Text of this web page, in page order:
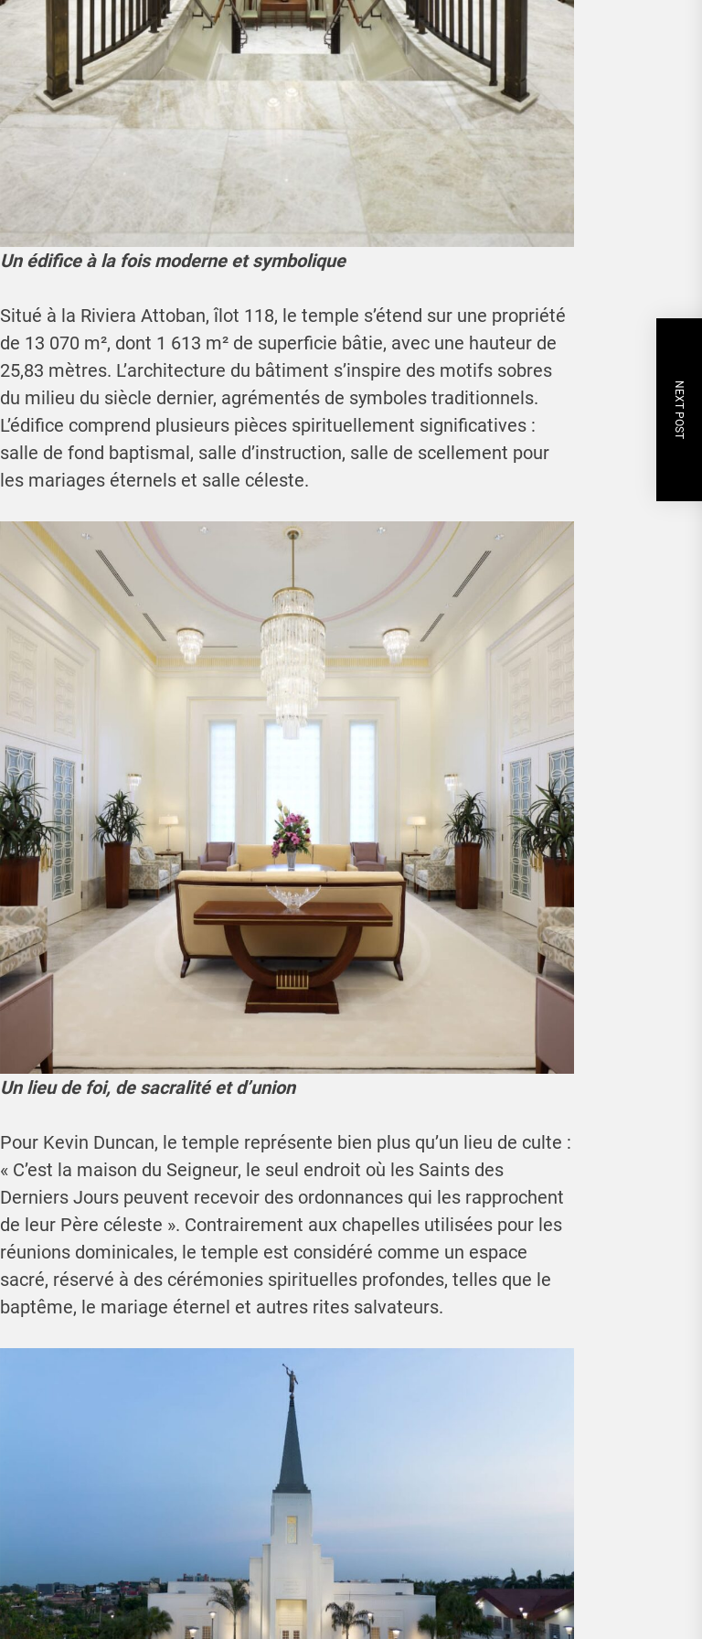
Un édifice à la fois moderne et symbolique
Situé à la Riviera Attoban, îlot 118, le temple s’étend sur une propriété
de 13 070 m², dont 1 613 m² de superficie bâtie, avec une hauteur de
25,83 mètres. L’architecture du bâtiment s’inspire des motifs sobres
du milieu du siècle dernier, agrémentés de symboles traditionnels.
L’édifice comprend plusieurs pièces spirituellement significatives :
salle de fond baptismal, salle d’instruction, salle de scellement pour
les mariages éternels et salle céleste.
Un lieu de foi, de sacralité et d’union
Pour Kevin Duncan, le temple représente bien plus qu’un lieu de culte :
« C’est la maison du Seigneur, le seul endroit où les Saints des
Derniers Jours peuvent recevoir des ordonnances qui les rapprochent
de leur Père céleste ». Contrairement aux chapelles utilisées pour les
réunions dominicales, le temple est considéré comme un espace
sacré, réservé à des cérémonies spirituelles profondes, telles que le
baptême, le mariage éternel et autres rites salvateurs.
NEXT POST